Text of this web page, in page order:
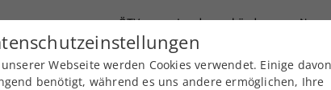
ÖTV Landesverbände News
Ausbildung Services Über uns
Webseite werden Cookies verwendet. Einige
benötigt, während es uns andere ermöglichen, Ihre